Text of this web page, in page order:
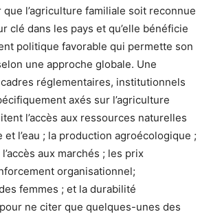
l’agriculture familiale soit reconnue
clé dans les pays et qu’elle bénéficie
politique favorable qui permette son
une approche globale. Une
réglementaires, institutionnels
axés sur l’agriculture
l’accès aux ressources naturelles
l’eau ; la production agroécologique ;
aux marchés ; les prix
organisationnel;
femmes ; et la durabilité
ne citer que quelques-unes des